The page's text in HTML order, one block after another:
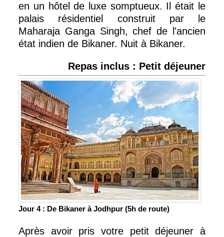
en un hôtel de luxe somptueux. Il était le
palais résidentiel construit par le
Maharaja Ganga Singh, chef de l'ancien
état indien de Bikaner. Nuit à Bikaner.
Repas inclus : Petit déjeuner
Jour 4 : De Bikaner à Jodhpur (5h de route)
Après avoir pris votre petit déjeuner à